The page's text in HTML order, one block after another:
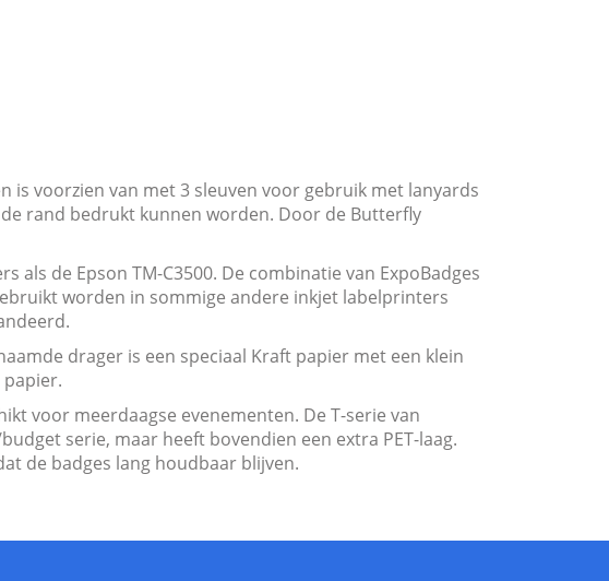
is voorzien van met 3 sleuven voor gebruik met lanyards
rand bedrukt kunnen worden. Door de Butterfly
de Epson TM-C3500. De combinatie van ExpoBadges
worden in sommige andere inkjet labelprinters
drager is een speciaal Kraft papier met een klein
voor meerdaagse evenementen. De T-serie van
serie, maar heeft bovendien een extra PET-laag.
de badges lang houdbaar blijven.